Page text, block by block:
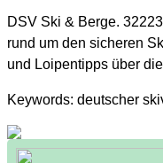
DSV Ski & Berge.
rund um den sicheren
und Loipentipps über
Keywords: deutscher